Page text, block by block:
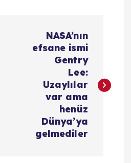
NASA’nın
efsane ismi
Gentry
Lee:
Uzaylılar
var ama
henüz
Dünya’ya
gelmediler